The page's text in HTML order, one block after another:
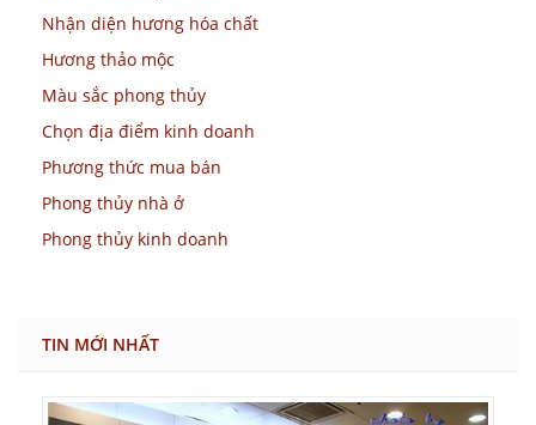
Nhận diện hương hóa chất
Hương thảo mộc
Màu sắc phong thủy
Chọn địa điểm kinh doanh
Phương thức mua bán
Phong thủy nhà ở
Phong thủy kinh doanh
TIN MỚI NHẤT